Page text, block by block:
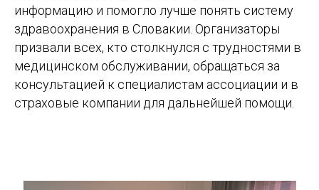
информацию и помогло лучше понять систему
здравоохранения в Словакии. Организаторы
призвали всех, кто столкнулся с трудностями в
медицинском обслуживании, обращаться за
консультацией к специалистам ассоциации и в
страховые компании для дальнейшей помощи.